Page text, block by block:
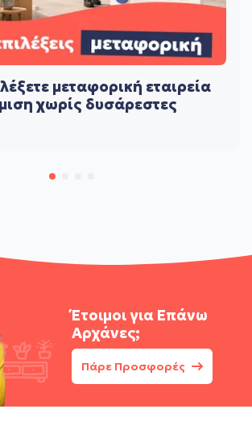
μεταφορική εταιρεία
χωρίς δυσάρεστες
Έτοιμοι για Επάνω
Αρχάνες;
Πάρε Προσφορές